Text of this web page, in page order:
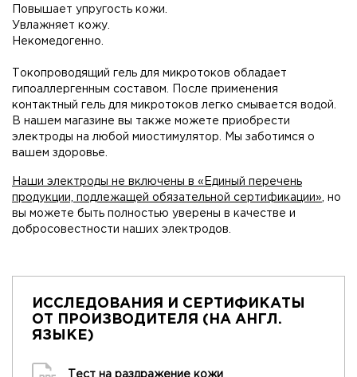
Повышает упругость кожи.
Увлажняет кожу.
Некомедогенно.
Токопроводящий гель для микротоков обладает
гипоаллергенным составом. После применения
контактный гель для микротоков легко смывается водой.
В нашем магазине вы также можете приобрести
электроды на любой миостимулятор. Мы заботимся о
вашем здоровье.
Наши электроды не включены в «Единый перечень
продукции, подлежащей обязательной сертификации» , но
вы можете быть полностью уверены в качестве и
добросовестности наших электродов.
ИССЛЕДОВАНИЯ И СЕРТИФИКАТЫ
ОТ ПРОИЗВОДИТЕЛЯ (НА АНГЛ.
ЯЗЫКЕ)
Тест на раздражение кожи